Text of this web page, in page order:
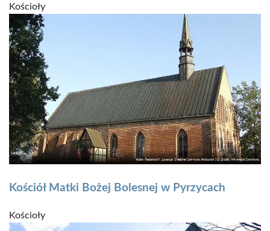
Kościoły
Kościół Matki Bożej Bolesnej w Pyrzycach
Kościoły